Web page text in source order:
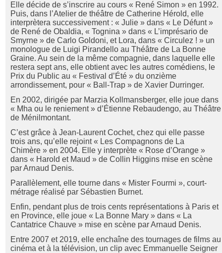
Elle décide de s’inscrire au cours « René Simon » en 1992.
Puis, dans l’Atelier de théâtre de Catherine Hérold, elle
interprètera successivement : « Julie » dans « Le Défunt »
de René de Obaldia, « Tognina » dans « L’imprésario de
Smyrne » de Carlo Goldoni, et Lora, dans « Circulez ! » un
monologue de Luigi Pirandello au Théâtre de La Bonne
Graine. Au sein de la même compagnie, dans laquelle elle
restera sept ans, elle obtient avec les autres comédiens, le
Prix du Public au « Festival d’Été » du onzième
arrondissement, pour « Ball-Trap » de Xavier Durringer.
En 2002, dirigée par Marzia Kollmansberger, elle joue dans
« Mha ou le reniement » d’Étienne Rebaudengo, au Théâtre
de Ménilmontant.
C’est grâce à Jean-Laurent Cochet, chez qui elle passe
trois ans, qu’elle rejoint « Les Compagnons de La
Chimère » en 2004. Elle y interprète « Rose d’Orange »
dans « Harold et Maud » de Collin Higgins mise en scène
par Arnaud Denis.
Parallèlement, elle tourne dans « Mister Fourmi », court-
métrage réalisé par Sébastien Burnet.
Enfin, pendant plus de trois cents représentations à Paris et
en Province, elle joue « La Bonne Mary » dans « La
Cantatrice Chauve » mise en scène par Arnaud Denis.
Entre 2007 et 2019, elle enchaîne des tournages de films au
cinéma et à la télévision, un clip avec Emmanuelle Seigner